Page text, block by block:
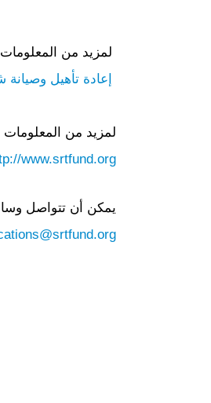
لمزيد من
إعادة تأهيل
لمزيد من المعلومات
www.srtfund.org
يمكن أن تتواصل